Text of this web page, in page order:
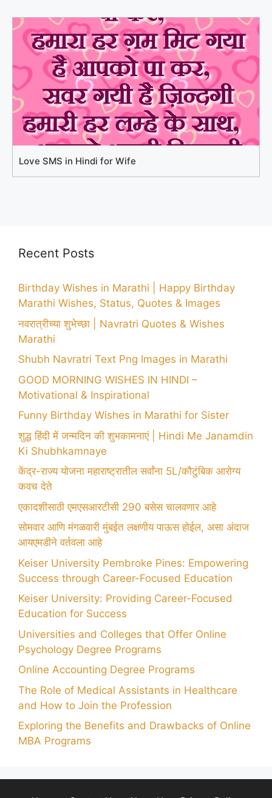
Love SMS in Hindi for Wife
Recent Posts
Birthday Wishes in Marathi | Happy Birthday
Marathi Wishes, Status, Quotes & Images
नवरात्रीच्या शुभेच्छा | Navratri Quotes & Wishes
Marathi
Shubh Navratri Text Png Images in Marathi
GOOD MORNING WISHES IN HINDI –
Motivational & Inspirational
Funny Birthday Wishes in Marathi for Sister
शुद्ध हिंदी में जन्मदिन की शुभकामनाएं | Hindi Me Janamdin
Ki Shubhkamnaye
केंद्र-राज्य योजना महाराष्ट्रातील सर्वांना 5L/कौटुंबिक आरोग्य
कवच देते
एकादशीसाठी एमएसआरटीसी 290 बसेस चालवणार आहे
सोमवार आणि मंगळवारी मुंबईत लक्षणीय पाऊस होईल, असा अंदाज
आयएमडीने वर्तवला आहे
Keiser University Pembroke Pines: Empowering
Success through Career-Focused Education
Keiser University: Providing Career-Focused
Education for Success
Universities and Colleges that Offer Online
Psychology Degree Programs
Online Accounting Degree Programs
The Role of Medical Assistants in Healthcare
and How to Join the Profession
Exploring the Benefits and Drawbacks of Online
MBA Programs